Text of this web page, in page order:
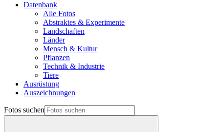
Datenbank
Alle Fotos
Abstraktes & Experimente
Landschaften
Länder
Mensch & Kultur
Pflanzen
Technik & Industrie
Tiere
Ausrüstung
Auszeichnungen
Fotos suchen